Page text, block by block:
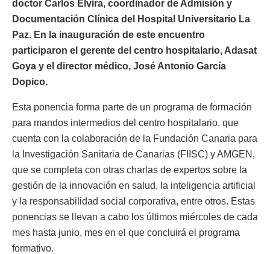
doctor Carlos Elvira, coordinador de Admisión y
Documentación Clínica del Hospital Universitario La
Paz. En la inauguración de este encuentro
participaron el gerente del centro hospitalario, Adasat
Goya y el director médico, José Antonio García
Dopico.
Esta ponencia forma parte de un programa de formación
para mandos intermedios del centro hospitalario, que
cuenta con la colaboración de la Fundación Canaria para
la Investigación Sanitaria de Canarias (FIISC) y AMGEN,
que se completa con otras charlas de expertos sobre la
gestión de la innovación en salud, la inteligencia artificial
y la responsabilidad social corporativa, entre otros. Estas
ponencias se llevan a cabo los últimos miércoles de cada
mes hasta junio, mes en el que concluirá el programa
formativo.